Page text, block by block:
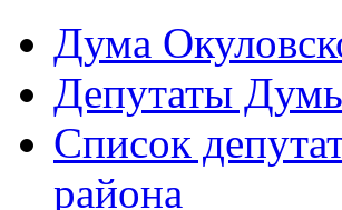
Дума
Депутаты
Список
района